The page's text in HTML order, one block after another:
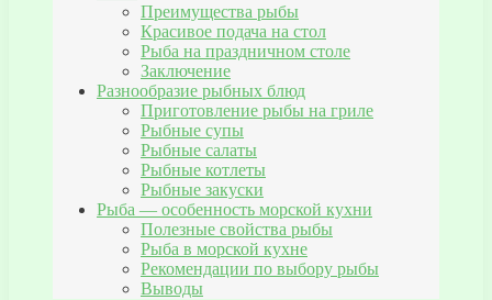
Преимущества рыбы
Красивое подача на стол
Рыба на праздничном столе
Заключение
Разнообразие рыбных блюд
Приготовление рыбы на гриле
Рыбные супы
Рыбные салаты
Рыбные котлеты
Рыбные закуски
Рыба — особенность морской кухни
Полезные свойства рыбы
Рыба в морской кухне
Рекомендации по выбору рыбы
Выводы